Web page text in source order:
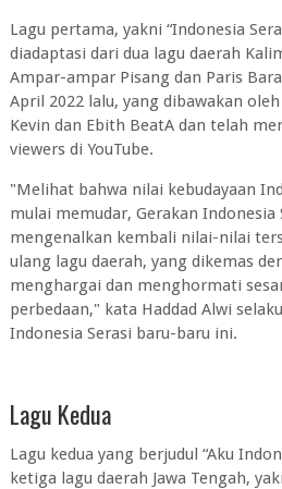
Lagu pertama, yakni “Indonesia
diadaptasi dari dua lagu daerah
Ampar-ampar Pisang dan Paris
April 2022 lalu, yang dibawakan
Kevin dan Ebith BeatA dan telah
viewers di YouTube.
"Melihat bahwa nilai kebudayaan
mulai memudar, Gerakan Indonesia
mengenalkan kembali nilai-nilai
ulang lagu daerah, yang dikemas
menghargai dan menghormati
perbedaan," kata Haddad Alwi
Indonesia Serasi baru-baru ini.
Lagu Kedua
Lagu kedua yang berjudul “Aku
ketiga lagu daerah Jawa Tengah,